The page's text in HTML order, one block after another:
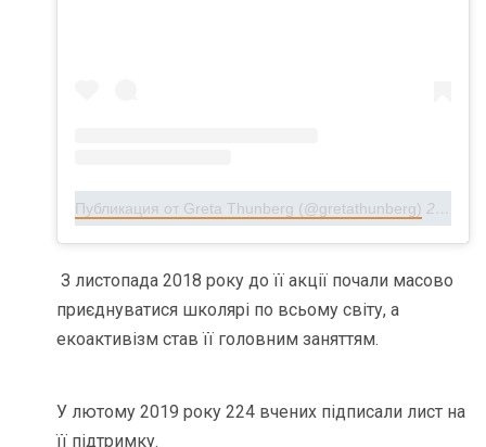
Публикация от Greta Thunberg (@gretathunberg) 25 Июл 2019 в 11:17 PDT
З листопада 2018 року до її акції почали масово
приєднуватися школярі по всьому світу, а
екоактивізм став її головним заняттям.
У лютому 2019 року 224 вчених підписали лист на
її підтримку.